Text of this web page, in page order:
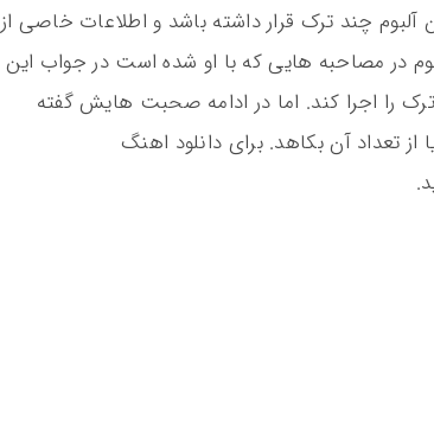
چند ترک قرار داشته باشد و اطلاعات خاصی از
در مصاحبه هایی که با او شده است در جواب این
سوال گفته است قصد دارد برای این آلبوم تعداد 18 ترک را اجرا کند. اما در ادامه صحبت هایش گفته
تعداد آن بکاهد. برای دانلود اهنگ